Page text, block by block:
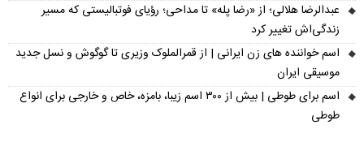
عبدالرضا هلالی؛ از «رضا پله» تا مداحی؛ رؤیای فوتبالیستی که مسیر
زندگی‌اش تغییر کرد
اسم خواننده های زن ایرانی | از قمرالملوک وزیری تا گوگوش و نسل جدید
موسیقی ایران
اسم برای طوطی | بیش از ۳۰۰ اسم زیبا، بامزه، خاص و خارجی برای انواع
طوطی